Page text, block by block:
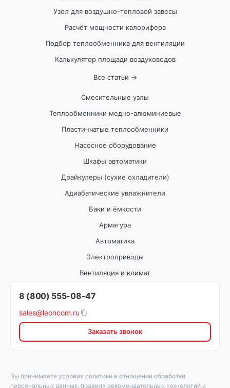
Узел для воздушно-тепловой завесы
Расчёт мощности калорифера
Подбор теплообменника для вентиляции
Калькулятор площади воздуховодов
Все статьи →
Смесительные узлы
Теплообменники медно-алюминиевые
Пластинчатые теплообменники
Насосное оборудование
Шкафы автоматики
Драйкулеры (сухие охладители)
Адиабатические увлажнители
Баки и ёмкости
Арматура
Автоматика
Электроприводы
Вентиляция и климат
8 (800) 555-08-47
sales@leoncom.ru
Заказать звонок
Вы принимаете условия политики в отношении обработки
персональных данных правила рекомендательных технологий и